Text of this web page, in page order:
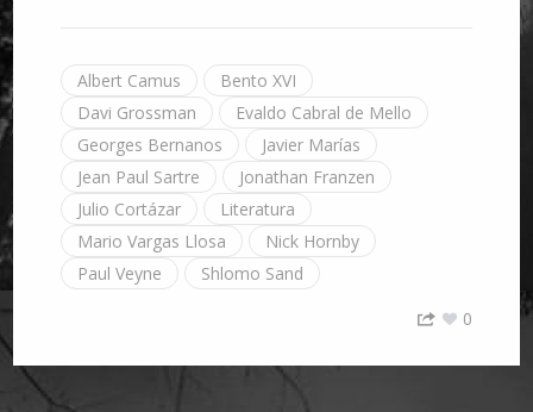
Albert Camus
Bento XVI
Davi Grossman
Evaldo Cabral de Mello
Georges Bernanos
Javier Marías
Jean Paul Sartre
Jonathan Franzen
Julio Cortázar
Literatura
Mario Vargas Llosa
Nick Hornby
Paul Veyne
Shlomo Sand
0